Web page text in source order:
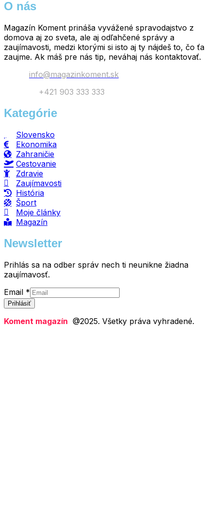
O nás
Magazín Koment prináša vyvážené spravodajstvo z
domova aj zo sveta, ale aj odľahčené správy a
zaujímavosti, medzi ktorými si isto aj ty nájdeš to, čo ťa
zaujme. Ak máš pre nás tip, neváhaj nás kontaktovať.
info@magazinkoment.sk
+421 903 333 333
Kategórie
Slovensko
Ekonomika
Zahraničie
Cestovanie
Zdravie
Zaujímavosti
História
Šport
Moje články
Magazín
Newsletter
Prihlás sa na odber správ nech ti neunikne žiadna
zaujímavosť.
Email
Email *
Prihlásiť
Koment magazín @2025. Všetky práva vyhradené.